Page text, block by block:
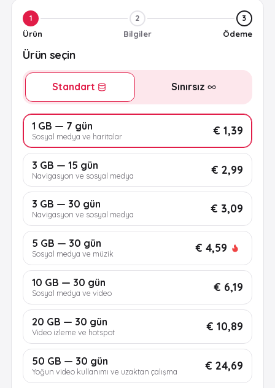
1
Ürün
2
Bilgiler
3
Ödeme
Ürün seçin
Standart Sınırsız
1 GB — 7 gün
Sosyal medya ve haritalar € 1,39
3 GB — 15 gün
Navigasyon ve sosyal medya € 2,99
3 GB — 30 gün
Navigasyon ve sosyal medya € 3,09
5 GB — 30 gün
Sosyal medya ve müzik € 4,59
10 GB — 30 gün
Sosyal medya ve video € 6,19
20 GB — 30 gün
Video izleme ve hotspot € 10,89
50 GB — 30 gün
Yoğun video kullanımı ve uzaktan çalışma € 24,69